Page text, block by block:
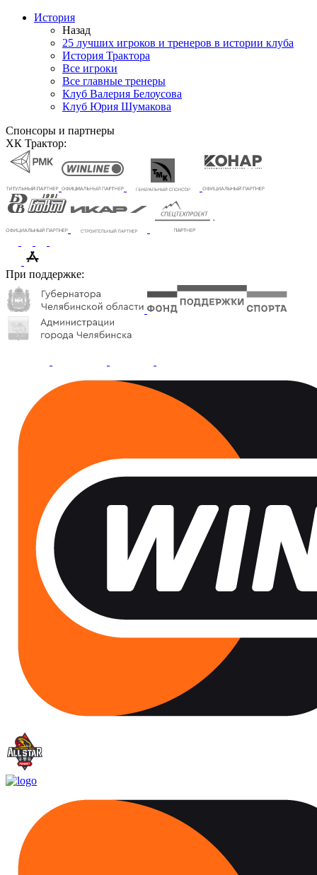
История
Назад
25 лучших игроков и тренеров в истории клуба
История Трактора
Все игроки
Все главные тренеры
Клуб Валерия Белоусова
Клуб Юрия Шумакова
Спонсоры и партнеры
ХК Трактор:
При поддержке: